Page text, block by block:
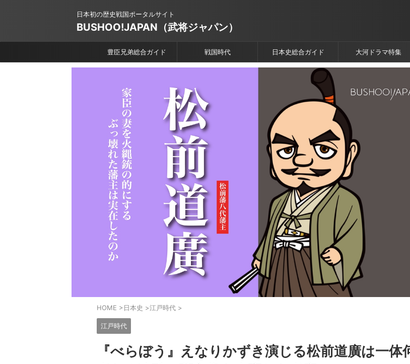
日本初の歴史戦国ポータルサイト
BUSHOO!JAPAN（武将ジャパン）
豊臣兄弟総合ガイド 戦国時代 日本史総合ガイド 大河ドラマ特集
HOME >日本史 >江戸時代 >
江戸時代
『べらぼう』えなりかずき演じる松前道廣は一体